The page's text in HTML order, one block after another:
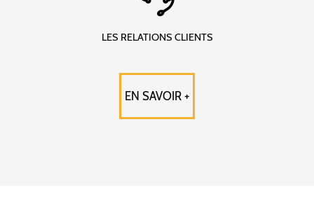
LES RELATIONS CLIENTS
EN SAVOIR +